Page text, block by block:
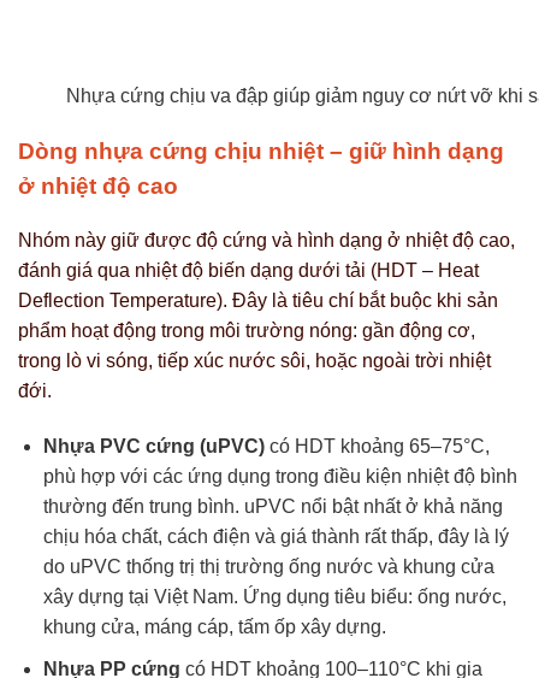
Nhựa cứng chịu va đập giúp giảm nguy cơ nứt vỡ khi
Dòng nhựa cứng chịu nhiệt – giữ hình dạng
ở nhiệt độ cao
Nhóm này giữ được độ cứng và hình dạng ở nhiệt độ cao,
đánh giá qua nhiệt độ biến dạng dưới tải (HDT – Heat
Deflection Temperature). Đây là tiêu chí bắt buộc khi sản
phẩm hoạt động trong môi trường nóng: gần động cơ,
trong lò vi sóng, tiếp xúc nước sôi, hoặc ngoài trời nhiệt
đới.
Nhựa PVC cứng (uPVC)có HDT khoảng 65–75°C,
phù hợp với các ứng dụng trong điều kiện nhiệt độ bình
thường đến trung bình. uPVC nổi bật nhất ở khả năng
chịu hóa chất, cách điện và giá thành rất thấp, đây là lý
do uPVC thống trị thị trường ống nước và khung cửa
xây dựng tại Việt Nam. Ứng dụng tiêu biểu: ống nước,
khung cửa, máng cáp, tấm ốp xây dựng.
Nhựa PP cứng có HDT khoảng 100–110°C khi gia